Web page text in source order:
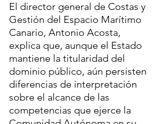
El director general de Costas y
Gestión del Espacio Marítimo
Canario, Antonio Acosta,
explica que, aunque el Estado
mantiene la titularidad del
dominio público, aún persisten
diferencias de interpretación
sobre el alcance de las
competencias que ejerce la